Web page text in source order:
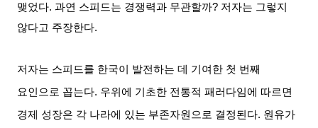
맺었다.과연 스피드는 경쟁력과 무관할까? 저자는 그렇지
않다고 주장한다.
저자는 스피드를 한국이 발전하는 데 기여한 첫 번째
요인으로 꼽는다. 우위에 기초한 전통적 패러다임에 따르면
경제 성장은 각 나라에 있는 부존자원으로 결정된다. 원유가